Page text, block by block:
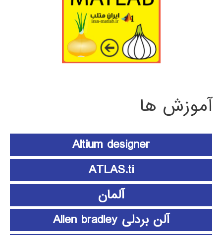
آموزش ها
Altium designer
ATLAS.ti
آلمان
آلن بردلی Allen bradley